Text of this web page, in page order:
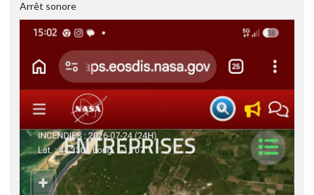
Arrêt sonore